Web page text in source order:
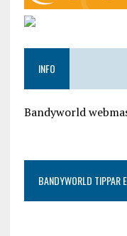
INFO
Bandyworld
BANDYWORLD